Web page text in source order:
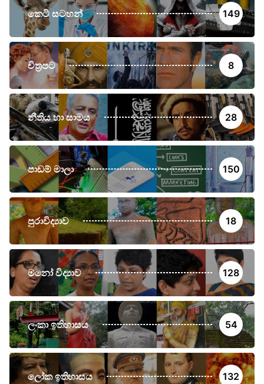
කෙටි සටහන් 149
චිත්‍රපට 8
නීතිය හා සාමය 28
පාඩම් මාලා 150
පුරාවිද්‍යාව 18
මනෝ විද්‍යාව 128
ලංකා ඉතිහාසය 54
ලෝක ඉතිහාසය 132